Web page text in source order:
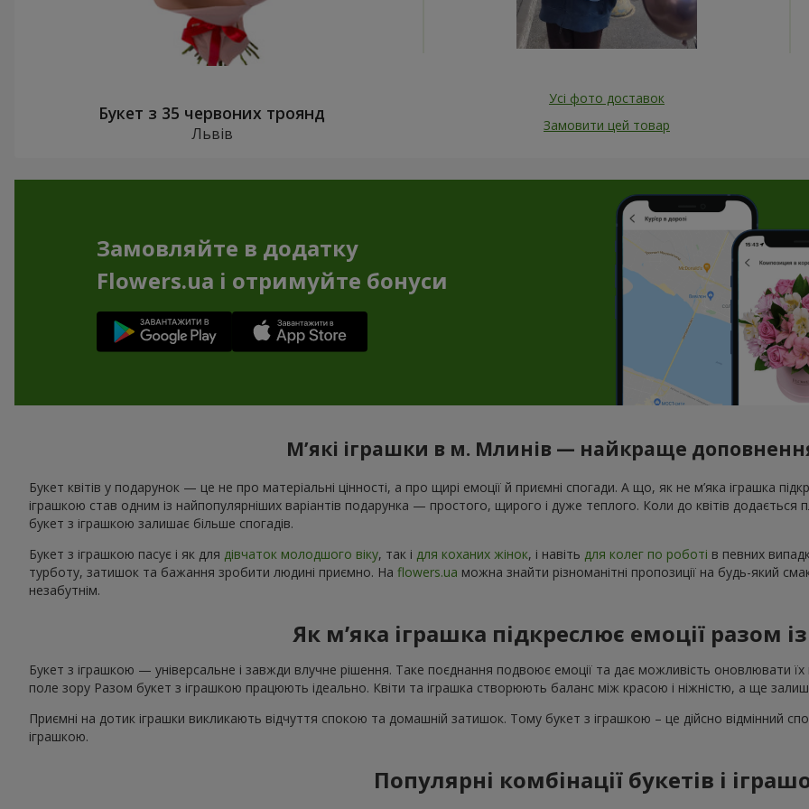
Букет з 35 червоних троянд
Львів
Усі фото доставок
Замовити цей товар
Замовляйте в додатку
Flowers.ua і отримуйте бонуси
М’які іграшки в м. Млинів — найкраще
Букет квітів у подарунок — це не про матеріальні цінності, а про щирі емоції й приємні спогади. А що, як не м’яка іграшка
іграшкою став одним із найпопулярніших варіантів подарунка — простого, щирого і дуже теплого. Коли до квітів
букет з іграшкою залишає більше спогадів.
Букет з іграшкою пасує і як для дівчаток молодшого віку, так і для коханих жінок, і навіть для колег по роботі в певних
турботу, затишок та бажання зробити людині приємно. На flowers.ua можна знайти різноманітні пропозиції на будь-який
незабутнім.
Як м’яка іграшка підкреслює емоції разом
Букет з іграшкою — універсальне і завжди влучне рішення. Таке поєднання подвоює емоції та дає можливість оновлювати
поле зору Разом букет з іграшкою працюють ідеально. Квіти та іграшка створюють баланс між красою і ніжністю, а ще
Приємні на дотик іграшки викликають відчуття спокою та домашній затишок. Тому букет з іграшкою – це дійсно відмінний
іграшкою.
Популярні комбінації букетів і